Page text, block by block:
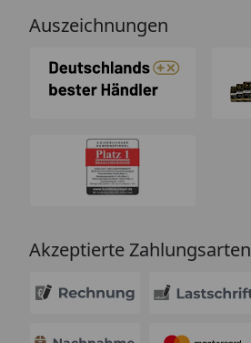
Auszeichnungen
Akzeptierte Zahlungsarten